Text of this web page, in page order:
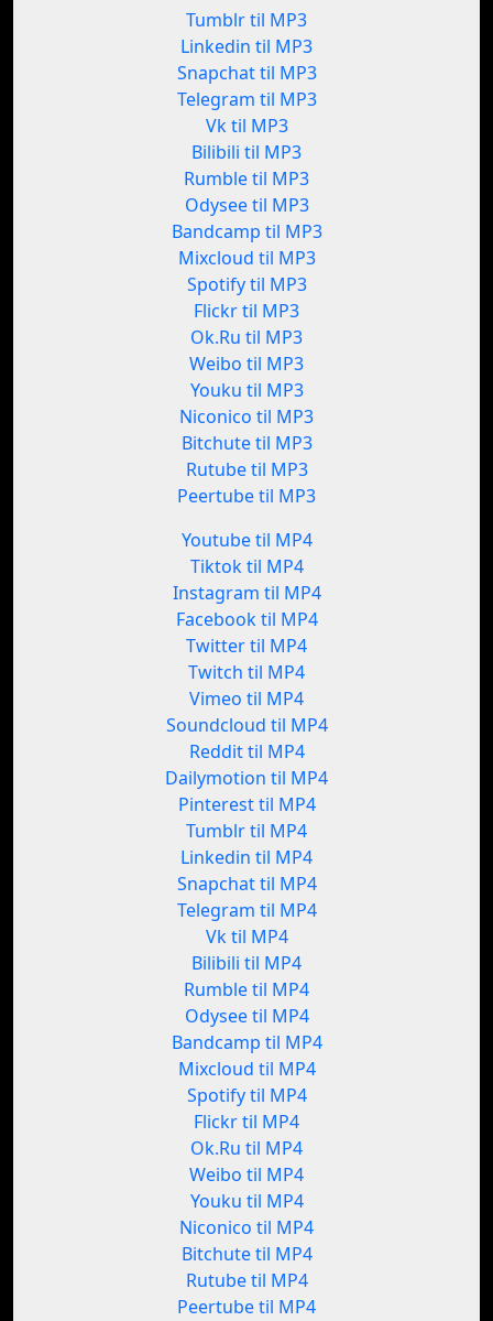
Tumblr til MP3
Linkedin til MP3
Snapchat til MP3
Telegram til MP3
Vk til MP3
Bilibili til MP3
Rumble til MP3
Odysee til MP3
Bandcamp til MP3
Mixcloud til MP3
Spotify til MP3
Flickr til MP3
Ok.Ru til MP3
Weibo til MP3
Youku til MP3
Niconico til MP3
Bitchute til MP3
Rutube til MP3
Peertube til MP3
Youtube til MP4
Tiktok til MP4
Instagram til MP4
Facebook til MP4
Twitter til MP4
Twitch til MP4
Vimeo til MP4
Soundcloud til MP4
Reddit til MP4
Dailymotion til MP4
Pinterest til MP4
Tumblr til MP4
Linkedin til MP4
Snapchat til MP4
Telegram til MP4
Vk til MP4
Bilibili til MP4
Rumble til MP4
Odysee til MP4
Bandcamp til MP4
Mixcloud til MP4
Spotify til MP4
Flickr til MP4
Ok.Ru til MP4
Weibo til MP4
Youku til MP4
Niconico til MP4
Bitchute til MP4
Rutube til MP4
Peertube til MP4